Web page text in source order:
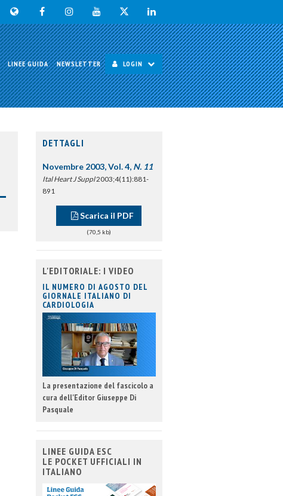
LINEE GUIDA NEWSLETTER LOGIN
DETTAGLI
Novembre 2003, Vol. 4, N. 11
Ital Heart J Suppl2003;4(11):881-
891
Scarica il PDF
(70,5 kb)
L'EDITORIALE: I VIDEO
IL NUMERO DI AGOSTO DEL
GIORNALE ITALIANO DI
CARDIOLOGIA
La presentazione del fascicolo a
cura dell'Editor Giuseppe Di
Pasquale
LINEE GUIDA ESC
LE POCKET UFFICIALI IN
ITALIANO